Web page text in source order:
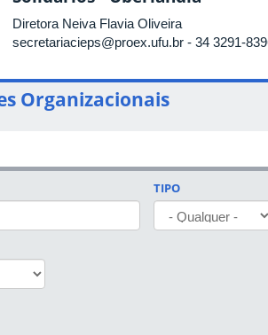
Diretora Neiva Flavia Oliveira
secretariacieps@proex.ufu.br- 34 3291-
Organizacionais
TIPO